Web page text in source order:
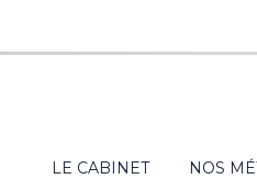
Principal
LE CABINET NOS